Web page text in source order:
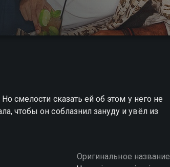
смелости сказать ей об этом у него не
чтобы он соблазнил зануду и увёл из
Оригинальное название